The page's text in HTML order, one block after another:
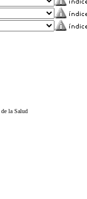
la Salud